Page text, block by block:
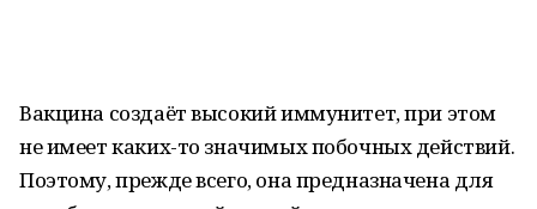
Вакцина создаёт высокий иммунитет, при этом
не имеет каких-то значимых побочных действий.
Поэтому, прежде всего, она предназначена для